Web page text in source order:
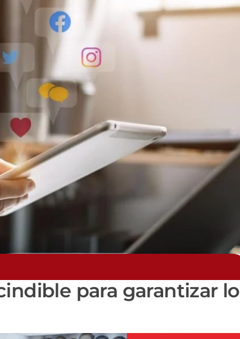
para garantizar lo